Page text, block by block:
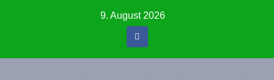
9. August 2026